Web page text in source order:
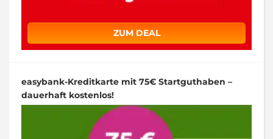
ZUM DEAL
easybank-Kreditkarte mit 75€ Startguthaben –
dauerhaft kostenlos!